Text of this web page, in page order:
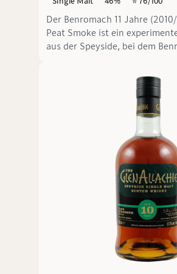
Der Benromach 11 Jahre
Peat Smoke ist ein
aus der Speyside, bei dem
Bourbonfässern; dazu
Vintage-Design, das sich auf
handbemalte Schild über dem
großem Auftritt, stolpert im
charmant über die eigenen